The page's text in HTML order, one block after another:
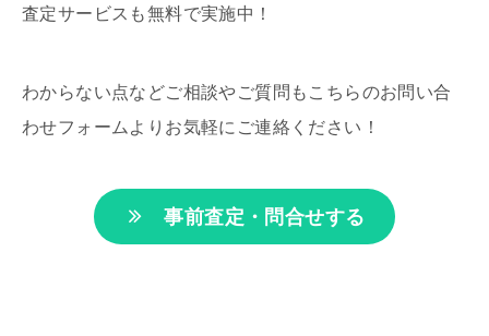
査定サービスも無料で実施中！
わからない点などご相談やご質問もこちらのお問い合
わせフォームよりお気軽にご連絡ください！
事前査定・問合せする